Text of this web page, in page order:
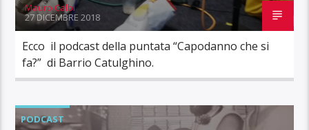
Mauro Calbi
27 DICEMBRE 2018
Ecco il podcast della puntata “Capodanno che si
fa?” di Barrio Catulghino.
PODCAST